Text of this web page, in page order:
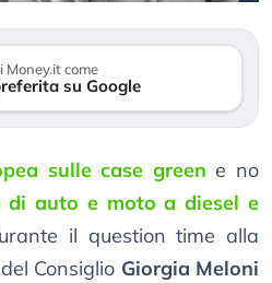
come
su Google
sulle case green e no
di auto e moto a diesel e
il question time alla
Consiglio Giorgia Meloni